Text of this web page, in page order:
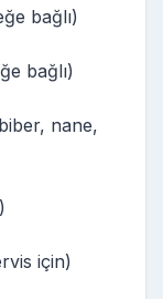
bağlı)
bağlı)
nane,
için)